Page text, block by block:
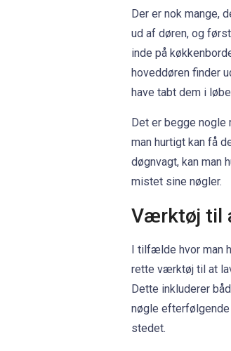
Der er nok mange,
ud af døren, og
inde på
hoveddøren finder
have tabt dem i
Det er begge
man hurtigt kan få
døgnvagt, kan man
mistet sine nøgler.
Værktøj til
I tilfælde hvor man
rette værktøj til at
Dette inkluderer
nøgle
stedet.